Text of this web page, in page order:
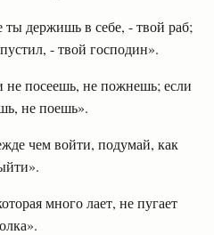
ты держишь в себе, - твой раб;
- твой господин».
не посеешь, не пожнешь; если
не поешь».
чем войти, подумай, как
много лает, не пугает